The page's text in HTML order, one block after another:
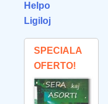
Helpo
Ligiloj
SPECIALA
OFERTO!